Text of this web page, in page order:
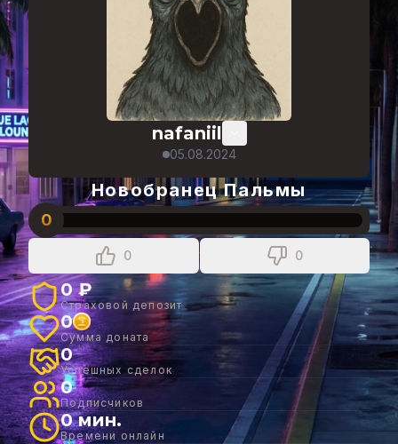
nafaniil
05.08.2024
Новобранец Пальмы
0
0 0
0 ₽
Страховой депозит
0
Сумма доната
0
Успешных сделок
0
Подписчиков
0 мин.
Времени онлайн